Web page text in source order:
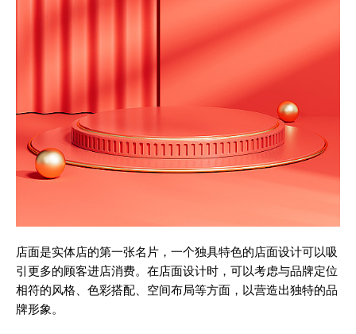
店面是实体店的第一张名片，一个独具特色的店面设计可以吸
引更多的顾客进店消费。在店面设计时，可以考虑与品牌定位
相符的风格、色彩搭配、空间布局等方面，以营造出独特的品
牌形象。